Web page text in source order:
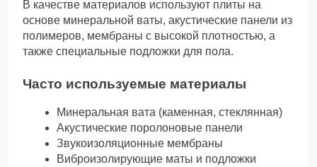
В качестве материалов используют плиты на
основе минеральной ваты, акустические панели из
полимеров, мембраны с высокой плотностью, а
также специальные подложки для пола.
Часто используемые материалы
Минеральная вата (каменная, стеклянная)
Акустические поролоновые панели
Звукоизоляционные мембраны
Виброизолирующие маты и подложки